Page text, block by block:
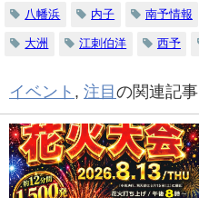
八幡浜 内子 南予情報
大洲 江刺伯洋 西予
イベント , 注目 の関連記事